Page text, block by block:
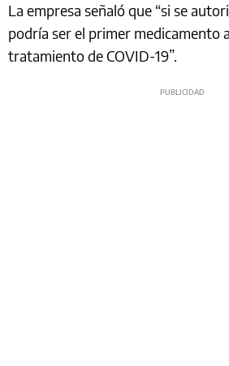
La empresa señaló que “si se
podría ser el primer medicamento
tratamiento de COVID-19”.